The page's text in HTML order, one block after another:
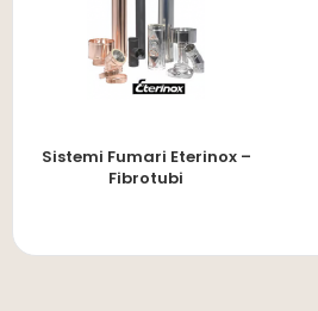
Sistemi Fumari Eterinox –
Fibrotubi